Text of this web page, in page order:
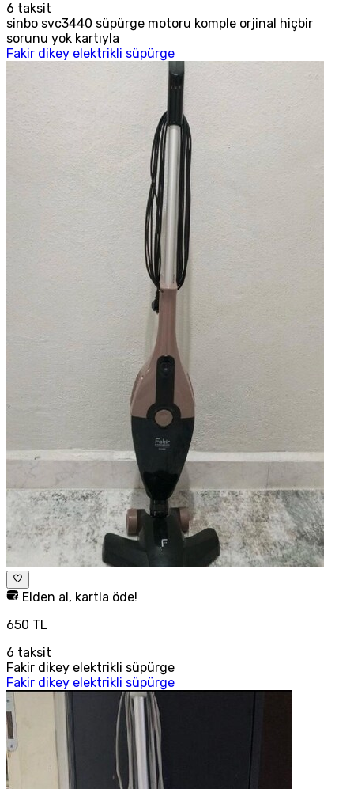
6 taksit
sinbo svc3440 süpürge motoru komple orjinal hiçbir
sorunu yok kartıyla
Fakir dikey elektrikli süpürge
Elden al, kartla öde!
650 TL
6 taksit
Fakir dikey elektrikli süpürge
Fakir dikey elektrikli süpürge